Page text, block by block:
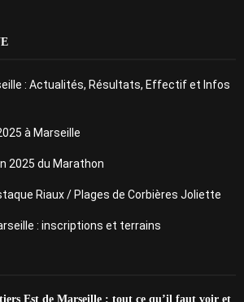
: Actualités, Résultats, Effectif et Infos
à Marseille
2025 du Marathon
Riaux / Plages de Corbières Joliette
: inscriptions et terrains
Est de Marseille : tout ce qu’il faut voir et